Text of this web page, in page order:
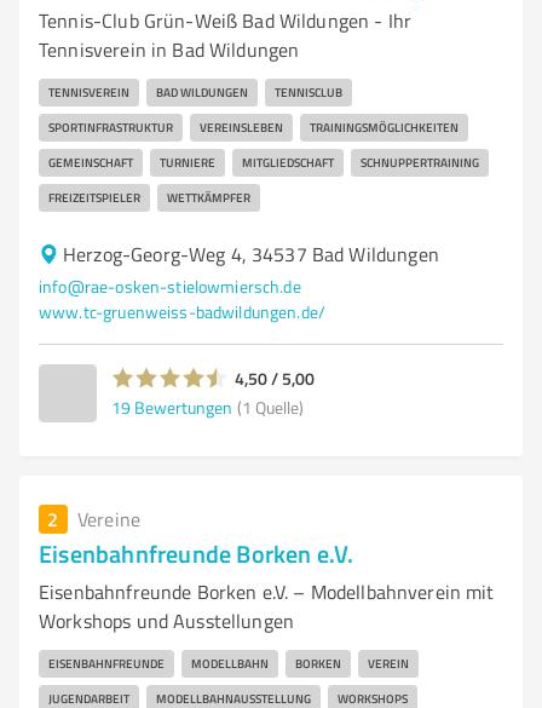
Tennis-Club Grün-Weiß Bad Wildungen - Ihr
Tennisverein in Bad Wildungen
TENNISVEREIN BAD WILDUNGEN TENNISCLUB
SPORTINFRASTRUKTUR VEREINSLEBEN TRAININGSMÖGLICHKEITEN
GEMEINSCHAFT TURNIERE MITGLIEDSCHAFT SCHNUPPERTRAINING
FREIZEITSPIELER WETTKÄMPFER
Herzog-Georg-Weg 4, 34537 Bad Wildungen
info@rae-osken-stielowmiersch.de
www.tc-gruenweiss-badwildungen.de/
4,50 / 5,00
19 Bewertungen (1 Quelle)
2 Vereine
Eisenbahnfreunde Borken e.V.
Eisenbahnfreunde Borken e.V. – Modellbahnverein mit
Workshops und Ausstellungen
EISENBAHNFREUNDE MODELLBAHN BORKEN VEREIN
JUGENDARBEIT MODELLBAHNAUSSTELLUNG WORKSHOPS